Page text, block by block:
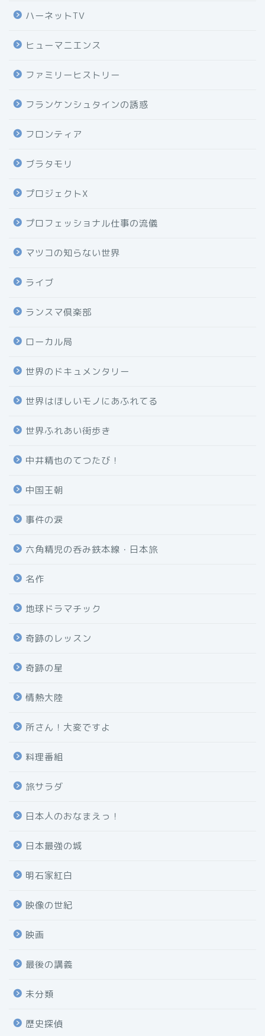
ハーネットTV
ヒューマニエンス
ファミリーヒストリー
フランケンシュタインの誘惑
フロンティア
ブラタモリ
プロジェクトX
プロフェッショナル仕事の流儀
マツコの知らない世界
ライブ
ランスマ倶楽部
ローカル局
世界のドキュメンタリー
世界はほしいモノにあふれてる
世界ふれあい街歩き
中井精也のてつたび！
中国王朝
事件の涙
六角精児の呑み鉄本線・日本旅
名作
地球ドラマチック
奇跡のレッスン
奇跡の星
情熱大陸
所さん！大変ですよ
料理番組
旅サラダ
日本人のおなまえっ！
日本最強の城
明石家紅白
映像の世紀
映画
最後の講義
未分類
歴史探偵